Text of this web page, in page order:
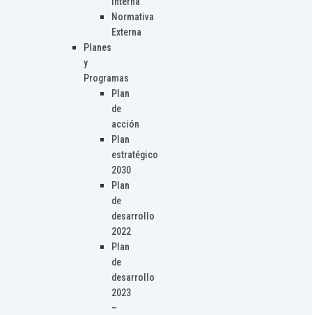
Normativa
Externa
Planes
y
Programas
Plan
de
acción
Plan
estratégico
2030
Plan
de
desarrollo
2022
Plan
de
desarrollo
2023
–